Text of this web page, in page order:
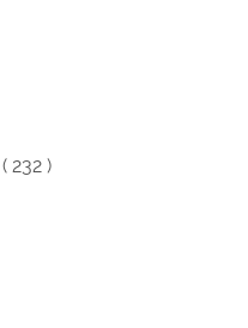
( 232 )